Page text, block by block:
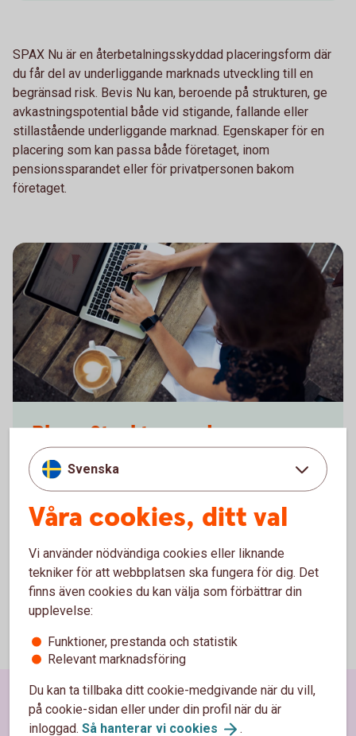
SPAX Nu är en återbetalningsskyddad placeringsform där
du får del av underliggande marknads utveckling till en
begränsad risk. Bevis Nu kan, beroende på strukturen, ge
avkastningspotential både vid stigande, fallande eller
stillastående underliggande marknad. Egenskaper för en
placering som kan passa både företaget, inom
pensionssparandet eller för privatpersonen bakom
företaget.
Blogg Strukturerade
Bloggen för den försiktige investeraren som inte vill
ge avkall på möjligheten.
Blogg Struktureradeprodukter
Svenska
Våra cookies, ditt val
Vi använder nödvändiga cookies eller liknande
tekniker för att webbplatsen ska fungera för dig. Det
finns även cookies du kan välja som förbättrar din
upplevelse:
Funktioner, prestanda och statistik
Relevant marknadsföring
Du kan ta tillbaka ditt cookie-medgivande när du vill,
på cookie-sidan eller under din profil när du är
inloggad. Så hanterar vi cookies .
Sidfot
Hitta snabbt